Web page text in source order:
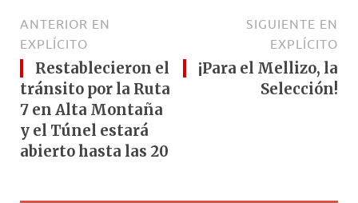
ANTERIOR EN
EXPLÍCITO
Restablecieron el
tránsito por la Ruta
7 en Alta Montaña
y el Túnel estará
abierto hasta las 20
SIGUIENTE EN
EXPLÍCITO
¡Para el Mellizo, la
Selección!